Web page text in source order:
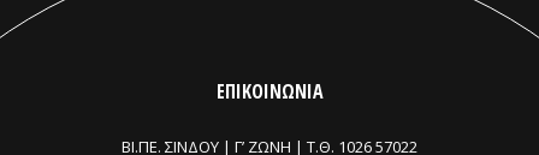
ΕΠΙΚΟΙΝΩΝΙΑ
ΒΙ.ΠΕ. ΣΙΝΔΟΥ | Γ’ ΖΩΝΗ | Τ.Θ. 1026 57022